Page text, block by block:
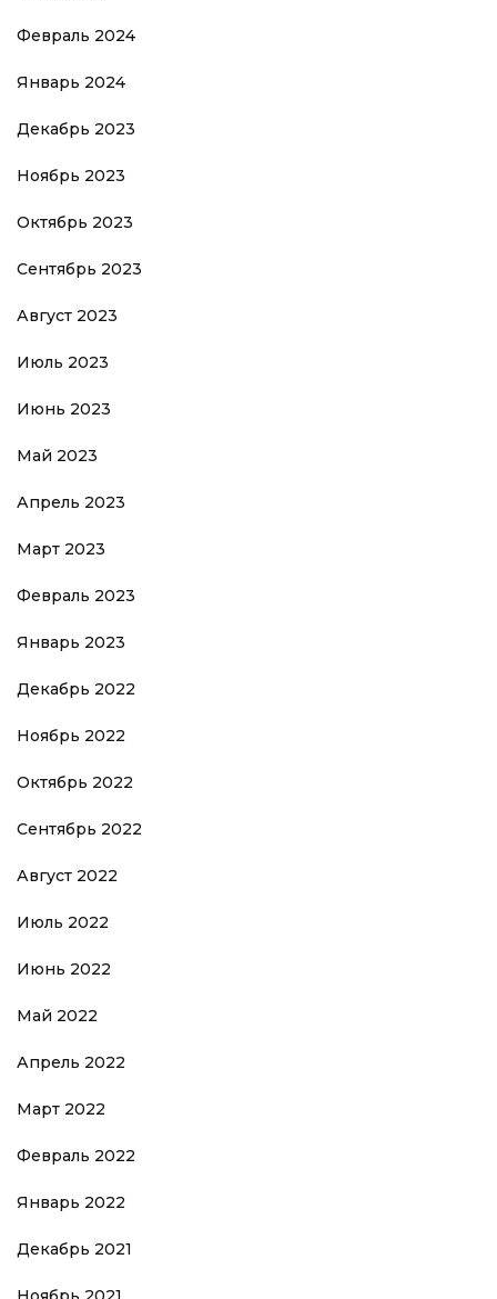
Февраль 2024
Январь 2024
Декабрь 2023
Ноябрь 2023
Октябрь 2023
Сентябрь 2023
Август 2023
Июль 2023
Июнь 2023
Май 2023
Апрель 2023
Март 2023
Февраль 2023
Январь 2023
Декабрь 2022
Ноябрь 2022
Октябрь 2022
Сентябрь 2022
Август 2022
Июль 2022
Июнь 2022
Май 2022
Апрель 2022
Март 2022
Февраль 2022
Январь 2022
Декабрь 2021